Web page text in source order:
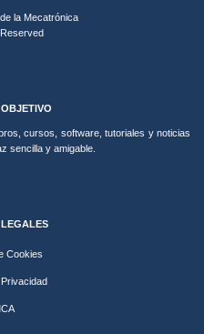
la Mecatrónica
cursos, software, tutoriales y noticias
sencilla y amigable.
Cookies